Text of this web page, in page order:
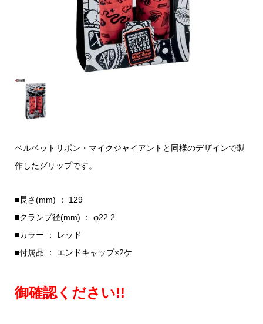
ベルベットリボン・マイクジャイアントと同様のデザインで製
作したグリップです。
■長さ(mm) ： 129
■クランプ径(mm) ： φ22.2
■カラー ： レッド
■付属品 ： エンドキャップ×2ケ
御確認ください!!